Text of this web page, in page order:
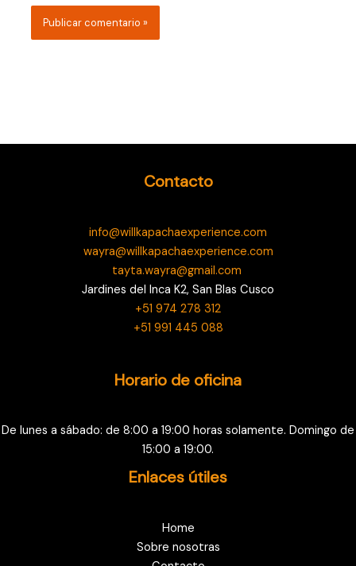
Contacto
info@willkapachaexperience.com
wayra@willkapachaexperience.com
tayta.wayra@gmail.com
Jardines del Inca K2, San Blas Cusco
+51 974 278 312
+51 991 445 088
Horario de oficina
De lunes a sábado: de 8:00 a 19:00 horas solamente. Domingo de
15:00 a 19:00.
Enlaces útiles
Home
Sobre nosotras